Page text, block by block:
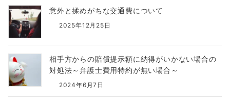
意外と揉めがちな交通費について
2025年12月25日
相手方からの賠償提示額に納得がいかない場合の
対処法～弁護士費用特約が無い場合～
2024年6月7日